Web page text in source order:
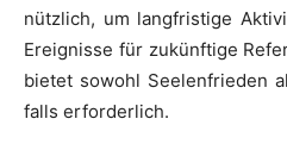
nützlich, um langfristige
Ereignisse für zukünftige
bietet sowohl Seelenfrieden
falls erforderlich.